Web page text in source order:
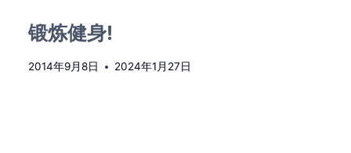
锻炼健身!
2014年9月8日 2024年1月27日